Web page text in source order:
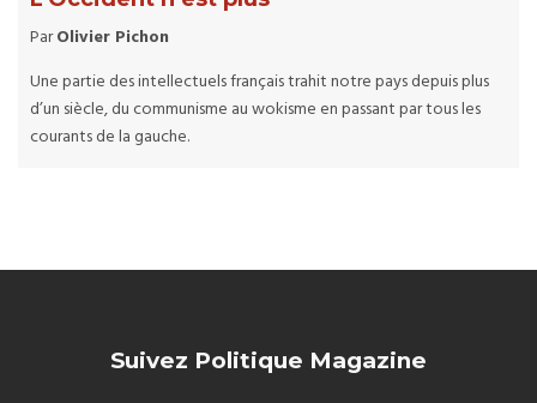
ParOlivier Pichon
Une partie des intellectuels français trahit notre pays depuis plus
d’un siècle, du communisme au wokisme en passant par tous les
courants de la gauche.
Suivez Politique Magazine